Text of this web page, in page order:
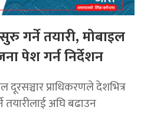
गर्ने तयारी, मोबाइल
पेश गर्न निर्देशन
दूरसञ्चार प्राधिकरणले देशभित्र
अघि बढाउन